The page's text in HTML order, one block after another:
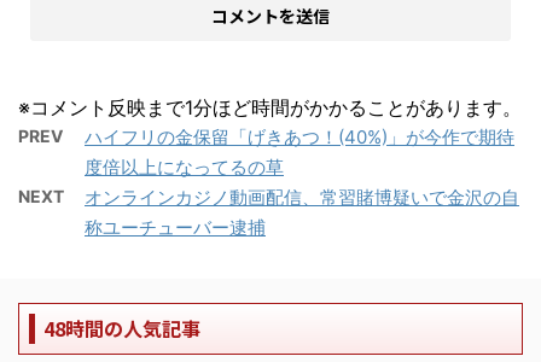
※コメント反映まで1分ほど時間がかかることがあります。
PREV
ハイフリの金保留「げきあつ！(40%)」が今作で期待
度倍以上になってるの草
NEXT
オンラインカジノ動画配信、常習賭博疑いで金沢の自
称ユーチューバー逮捕
48時間の人気記事